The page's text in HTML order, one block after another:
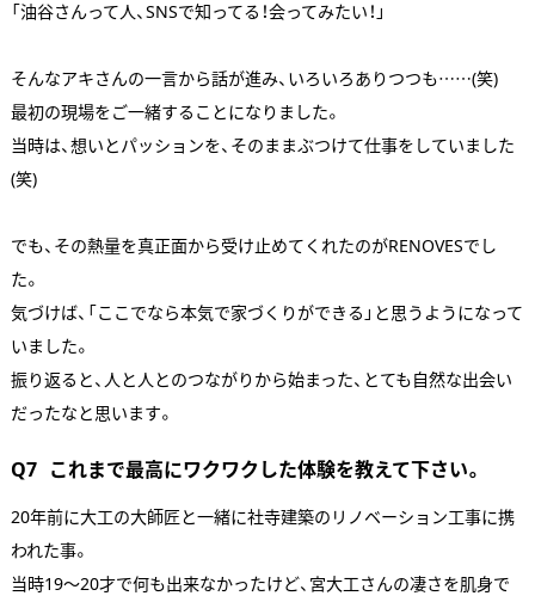
「油谷さんって人、SNSで知ってる！会ってみたい！」
そんなアキさんの一言から話が進み、いろいろありつつも……(笑)
最初の現場をご一緒することになりました。
当時は、想いとパッションを、そのままぶつけて仕事をしていました
(笑)
でも、その熱量を真正面から受け止めてくれたのがRENOVESでし
た。
気づけば、「ここでなら本気で家づくりができる」と思うようになって
いました。
振り返ると、人と人とのつながりから始まった、とても自然な出会い
だったなと思います。
Q7 これまで最高にワクワクした体験を教えて下さい。
20年前に大工の大師匠と一緒に社寺建築のリノベーション工事に携
われた事。
当時19〜20才で何も出来なかったけど、宮大工さんの凄さを肌身で